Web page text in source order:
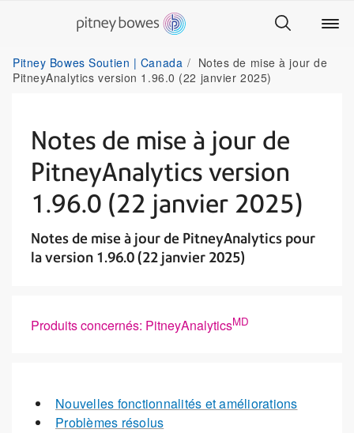
Pitney Bowes Soutien | Canada
Notes de mise à jour de
PitneyAnalytics version 1.96.0 (22 janvier 2025)
Notes de mise à jour de
PitneyAnalytics version
1.96.0 (22 janvier 2025)
Notes de mise à jour de PitneyAnalytics pour
la version 1.96.0 (22 janvier 2025)
Produits concernés: PitneyAnalyticsMD
Nouvelles fonctionnalités et améliorations
Problèmes résolus